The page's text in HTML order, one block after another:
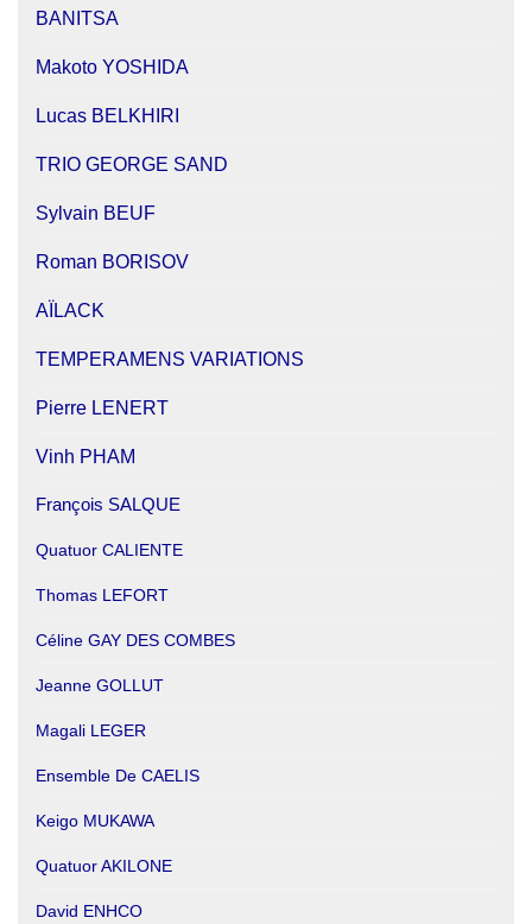
BANITSA
Makoto YOSHIDA
Lucas BELKHIRI
TRIO GEORGE SAND
Sylvain BEUF
Roman BORISOV
AÏLACK
TEMPERAMENS VARIATIONS
Pierre LENERT
Vinh PHAM
François SALQUE
Quatuor CALIENTE
Thomas LEFORT
Céline GAY DES COMBES
Jeanne GOLLUT
Magali LEGER
Ensemble De CAELIS
Keigo MUKAWA
Quatuor AKILONE
David ENHCO